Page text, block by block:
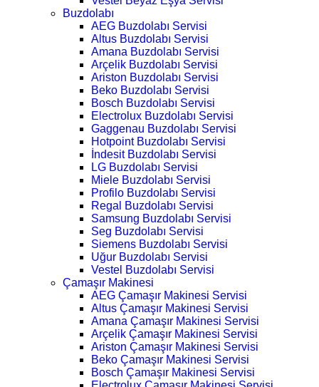
Buzdolabı
AEG Buzdolabı Servisi
Altus Buzdolabı Servisi
Amana Buzdolabı Servisi
Arçelik Buzdolabı Servisi
Ariston Buzdolabı Servisi
Beko Buzdolabı Servisi
Bosch Buzdolabı Servisi
Electrolux Buzdolabı Servisi
Gaggenau Buzdolabı Servisi
Hotpoint Buzdolabı Servisi
İndesit Buzdolabı Servisi
LG Buzdolabı Servisi
Miele Buzdolabı Servisi
Profilo Buzdolabı Servisi
Regal Buzdolabı Servisi
Samsung Buzdolabı Servisi
Seg Buzdolabı Servisi
Siemens Buzdolabı Servisi
Uğur Buzdolabı Servisi
Vestel Buzdolabı Servisi
Çamaşır Makinesi
AEG Çamaşır Makinesi Servisi
Altus Çamaşır Makinesi Servisi
Amana Çamaşır Makinesi Servisi
Arçelik Çamaşır Makinesi Servisi
Ariston Çamaşır Makinesi Servisi
Beko Çamaşır Makinesi Servisi
Bosch Çamaşır Makinesi Servisi